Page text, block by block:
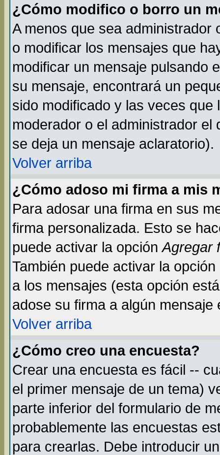
¿Cómo modifico o borro un
A menos que sea administrador
o modificar los mensajes que
modificar un mensaje pulsando
su mensaje, encontrará un
sido modificado y las veces
moderador o el administrador
se deja un mensaje aclaratorio).
Volver arriba
¿Cómo adoso mi firma a mis
Para adosar una firma en sus
firma personalizada. Esto se
puede activar la opciónAgregar
También puede activar la
a los mensajes (esta opción
adose su firma a algún mensaje
Volver arriba
¿Cómo creo una encuesta?
Crear una encuesta es fácil --
el primer mensaje de un tema)
parte inferior del formulario de
probablemente las encuestas
para crearlas. Debe introducir